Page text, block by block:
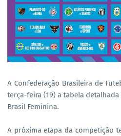
A Confederação Brasileira de
terça-feira (19) a tabela
Brasil Feminina.
A próxima etapa da competição